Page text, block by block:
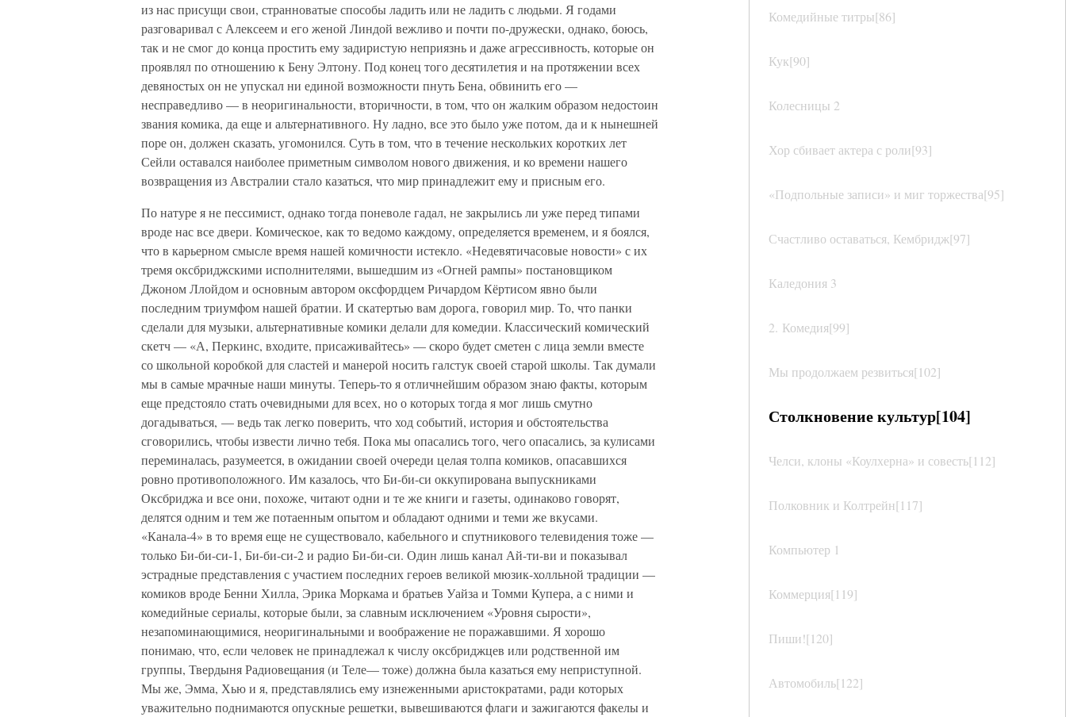
Комедийные титры[86]
Кук[90]
Колесницы 2
Хор сбивает актера с роли[93]
«Подпольные записи» и миг торжества[95]
Счастливо оставаться, Кембридж[97]
Каледония 3
2. Комедия[99]
Мы продолжаем резвиться[102]
Столкновение культур[104]
Челси, клоны «Коулхерна» и совесть[112]
Полковник и Колтрейн[117]
Компьютер 1
Коммерция[119]
Пиши![120]
Автомобиль[122]
из нас присущи свои, странноватые способы ладить или не ладить с людьми. Я годами
разговаривал с Алексеем и его женой Линдой вежливо и почти по-дружески, однако, боюсь,
так и не смог до конца простить ему задиристую неприязнь и даже агрессивность, которые он
проявлял по отношению к Бену Элтону. Под конец того десятилетия и на протяжении всех
девяностых он не упускал ни единой возможности пнуть Бена, обвинить его —
несправедливо — в неоригинальности, вторичности, в том, что он жалким образом недостоин
звания комика, да еще и альтернативного. Ну ладно, все это было уже потом, да и к нынешней
поре он, должен сказать, угомонился. Суть в том, что в течение нескольких коротких лет
Сейли оставался наиболее приметным символом нового движения, и ко времени нашего
возвращения из Австралии стало казаться, что мир принадлежит ему и присным его.
По натуре я не пессимист, однако тогда поневоле гадал, не закрылись ли уже перед типами
вроде нас все двери. Комическое, как то ведомо каждому, определяется временем, и я боялся,
что в карьерном смысле время нашей комичности истекло. «Недевятичасовые новости» с их
тремя оксбриджскими исполнителями, вышедшим из «Огней рампы» постановщиком
Джоном Ллойдом и основным автором оксфордцем Ричардом Кёртисом явно были
последним триумфом нашей братии. И скатертью вам дорога, говорил мир. То, что панки
сделали для музыки, альтернативные комики делали для комедии. Классический комический
скетч — «А, Перкинс, входите, присаживайтесь» — скоро будет сметен с лица земли вместе
со школьной коробкой для сластей и манерой носить галстук своей старой школы. Так думали
мы в самые мрачные наши минуты. Теперь-то я отличнейшим образом знаю факты, которым
еще предстояло стать очевидными для всех, но о которых тогда я мог лишь смутно
догадываться, — ведь так легко поверить, что ход событий, история и обстоятельства
сговорились, чтобы извести лично тебя. Пока мы опасались того, чего опасались, за кулисами
переминалась, разумеется, в ожидании своей очереди целая толпа комиков, опасавшихся
ровно противоположного. Им казалось, что Би-би-си оккупирована выпускниками
Оксбриджа и все они, похоже, читают одни и те же книги и газеты, одинаково говорят,
делятся одним и тем же потаенным опытом и обладают одними и теми же вкусами.
«Канала-4» в то время еще не существовало, кабельного и спутникового телевидения тоже —
только Би-би-си-1, Би-би-си-2 и радио Би-би-си. Один лишь канал Ай-ти-ви и показывал
эстрадные представления с участием последних героев великой мюзик-холльной традиции —
комиков вроде Бенни Хилла, Эрика Моркама и братьев Уайза и Томми Купера, а с ними и
комедийные сериалы, которые были, за славным исключением «Уровня сырости»,
незапоминающимися, неоригинальными и воображение не поражавшими. Я хорошо
понимаю, что, если человек не принадлежал к числу оксбриджцев или родственной им
группы, Твердыня Радиовещания (и Теле— тоже) должна была казаться ему неприступной.
Мы же, Эмма, Хью и я, представлялись ему изнеженными аристократами, ради которых
уважительно поднимаются опускные решетки, вывешиваются флаги и зажигаются факелы и